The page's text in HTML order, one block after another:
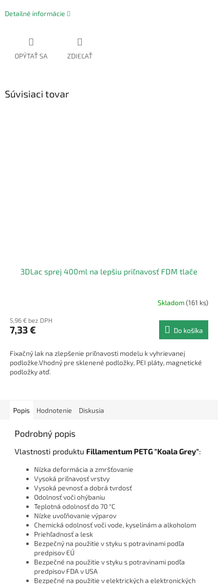
Detailné informácie
OPÝTAŤ SA ZDIEĽAŤ
Súvisiaci tovar
3DLac sprej 400ml na lepšiu priľnavosť FDM tlače
Skladom(161 ks)
5,96 € bez DPH
7,33 € Do košíka
Fixačný lak na zlepšenie priľnavosti modelu k vyhrievanej
podložke.Vhodný pre sklenené podložky, PEI pláty, magnetické
podložky atď.
Popis Hodnotenie Diskusia
Podrobný popis
Vlastnosti produktu Fillamentum PETG "Koala Grey":
Nízka deformácia a zmršťovanie
Vysoká priľnavosť vrstvy
Vysoká pevnosť a dobrá tvrdosť
Odolnosť voči ohýbaniu
Teplotná odolnosť do 70 °C
Nízke uvoľňovanie výparov
Chemická odolnosť voči vode, kyselinám a alkoholom
Priehľadnosť a lesk
Bezpečný na použitie v styku s potravinami podľa
predpisov EÚ
Bezpečné na použitie v styku s potravinami podľa
predpisov FDA v USA
Bezpečné na použitie v elektrických a elektronických